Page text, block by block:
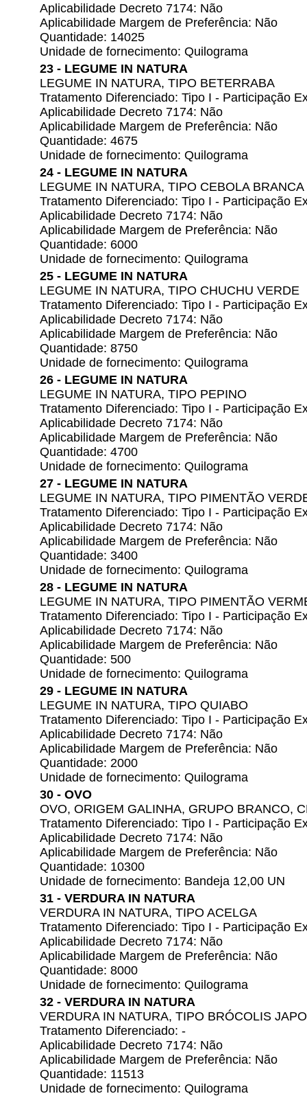
Aplicabilidade Decreto 7174: Não
Aplicabilidade Margem de Preferência: Não
Quantidade: 14025
Unidade de fornecimento: Quilograma
23 - LEGUME IN NATURA
LEGUME IN NATURA, TIPO BETERRABA
Tratamento Diferenciado: Tipo I - Participação
Aplicabilidade Decreto 7174: Não
Aplicabilidade Margem de Preferência: Não
Quantidade: 4675
Unidade de fornecimento: Quilograma
24 - LEGUME IN NATURA
LEGUME IN NATURA, TIPO CEBOLA BRANCA
Tratamento Diferenciado: Tipo I - Participação
Aplicabilidade Decreto 7174: Não
Aplicabilidade Margem de Preferência: Não
Quantidade: 6000
Unidade de fornecimento: Quilograma
25 - LEGUME IN NATURA
LEGUME IN NATURA, TIPO CHUCHU VERDE
Tratamento Diferenciado: Tipo I - Participação
Aplicabilidade Decreto 7174: Não
Aplicabilidade Margem de Preferência: Não
Quantidade: 8750
Unidade de fornecimento: Quilograma
26 - LEGUME IN NATURA
LEGUME IN NATURA, TIPO PEPINO
Tratamento Diferenciado: Tipo I - Participação
Aplicabilidade Decreto 7174: Não
Aplicabilidade Margem de Preferência: Não
Quantidade: 4700
Unidade de fornecimento: Quilograma
27 - LEGUME IN NATURA
LEGUME IN NATURA, TIPO PIMENTÃO
Tratamento Diferenciado: Tipo I - Participação
Aplicabilidade Decreto 7174: Não
Aplicabilidade Margem de Preferência: Não
Quantidade: 3400
Unidade de fornecimento: Quilograma
28 - LEGUME IN NATURA
LEGUME IN NATURA, TIPO PIMENTÃO
Tratamento Diferenciado: Tipo I - Participação
Aplicabilidade Decreto 7174: Não
Aplicabilidade Margem de Preferência: Não
Quantidade: 500
Unidade de fornecimento: Quilograma
29 - LEGUME IN NATURA
LEGUME IN NATURA, TIPO QUIABO
Tratamento Diferenciado: Tipo I - Participação
Aplicabilidade Decreto 7174: Não
Aplicabilidade Margem de Preferência: Não
Quantidade: 2000
Unidade de fornecimento: Quilograma
30 - OVO
OVO, ORIGEM GALINHA, GRUPO BRANCO,
Tratamento Diferenciado: Tipo I - Participação
Aplicabilidade Decreto 7174: Não
Aplicabilidade Margem de Preferência: Não
Quantidade: 10300
Unidade de fornecimento: Bandeja 12,00 UN
31 - VERDURA IN NATURA
VERDURA IN NATURA, TIPO ACELGA
Tratamento Diferenciado: Tipo I - Participação
Aplicabilidade Decreto 7174: Não
Aplicabilidade Margem de Preferência: Não
Quantidade: 8000
Unidade de fornecimento: Quilograma
32 - VERDURA IN NATURA
VERDURA IN NATURA, TIPO BRÓCOLIS
Tratamento Diferenciado: -
Aplicabilidade Decreto 7174: Não
Aplicabilidade Margem de Preferência: Não
Quantidade: 11513
Unidade de fornecimento: Quilograma